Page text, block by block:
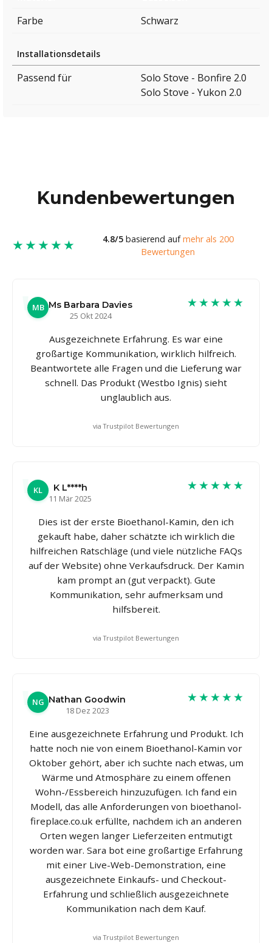
Farbe
Schwarz
Installationsdetails
Passend für
Solo Stove - Bonfire 2.0
Solo Stove - Yukon 2.0
Kundenbewertungen
★★★★★ 4.8/5basierend aufmehr als 200
Bewertungen
MB Ms Barbara Davies
25 Okt 2024
★★★★★
Ausgezeichnete Erfahrung. Es war eine
großartige Kommunikation, wirklich hilfreich.
Beantwortete alle Fragen und die Lieferung war
schnell. Das Produkt (Westbo Ignis) sieht
unglaublich aus.
via Trustpilot Bewertungen
KL
K L****h
11 Mär 2025
★★★★★
Dies ist der erste Bioethanol-Kamin, den ich
gekauft habe, daher schätzte ich wirklich die
hilfreichen Ratschläge (und viele nützliche FAQs
auf der Website) ohne Verkaufsdruck. Der Kamin
kam prompt an (gut verpackt). Gute
Kommunikation, sehr aufmerksam und
hilfsbereit.
via Trustpilot Bewertungen
NG Nathan Goodwin
18 Dez 2023
★★★★★
Eine ausgezeichnete Erfahrung und Produkt. Ich
hatte noch nie von einem Bioethanol-Kamin vor
Oktober gehört, aber ich suchte nach etwas, um
Wärme und Atmosphäre zu einem offenen
Wohn-/Essbereich hinzuzufügen. Ich fand ein
Modell, das alle Anforderungen von bioethanol-
fireplace.co.uk erfüllte, nachdem ich an anderen
Orten wegen langer Lieferzeiten entmutigt
worden war. Sara bot eine großartige Erfahrung
mit einer Live-Web-Demonstration, eine
ausgezeichnete Einkaufs- und Checkout-
Erfahrung und schließlich ausgezeichnete
Kommunikation nach dem Kauf.
via Trustpilot Bewertungen